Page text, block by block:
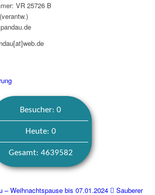
VR 25726 B
Besucher: 0
Heute: 0
Gesamt: 4639582
– Weihnachtspause bis 07.01.2024 Sauberer